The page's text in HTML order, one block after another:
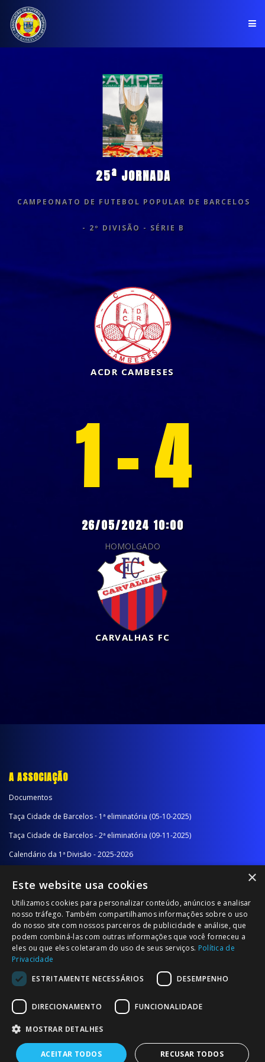
CLUBES
25ª JORNADA
CAMPEONATO DE FUTEBOL POPULAR DE BARCELOS
- 2º DIVISÃO - SÉRIE B
ACDR CAMBESES
1 - 4
26/05/2024 10:00
HOMOLGADO
CARVALHAS FC
A ASSOCIAÇÃO
Documentos
Taça Cidade de Barcelos - 1ª eliminatória (05-10-2025)
Taça Cidade de Barcelos - 2ª eliminatória (09-11-2025)
Calendário da 1ª Divisão - 2025-2026
Calendário da 2ª Divisão - Série B - 2025-2026
Calendário da Época
NOTÍCIAS/COMUNICADOS
Notícias
Comunicados
© 2026 Associação Futebol Popular Barcelos
×
Este website usa cookies
Utilizamos cookies para personalizar conteúdo, anúncios e analisar
nosso tráfego. Também compartilhamos informações sobre o uso
do nosso site com nossos parceiros de publicidade e análise, que
podem combiná-las com outras informações que você forneceu a
eles ou que eles coletaram do uso de seus serviços. Política de
Privacidade
ESTRITAMENTE NECESSÁRIOS
DESEMPENHO
DIRECIONAMENTO FUNCIONALIDADE
MOSTRAR DETALHES
ACEITAR TODOS RECUSAR TODOS